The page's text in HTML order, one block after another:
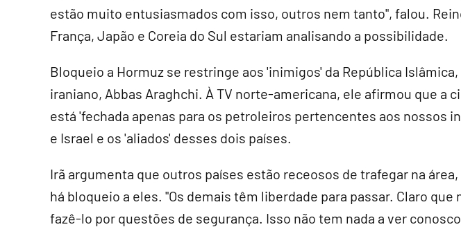
estão muito entusiasmados com isso, outros nem tanto", falou.
França, Japão e Coreia do Sul estariam analisando a possibilidade.
Bloqueio a Hormuz se restringe aos 'inimigos' da República
iraniano, Abbas Araghchi. À TV norte-americana, ele afirmou que a
está 'fechada apenas para os petroleiros pertencentes aos nossos
e Israel e os 'aliados' desses dois países.
Irã argumenta que outros países estão receosos de trafegar na
há bloqueio a eles. "Os demais têm liberdade para passar. Claro
fazê-lo por questões de segurança. Isso não tem nada a ver